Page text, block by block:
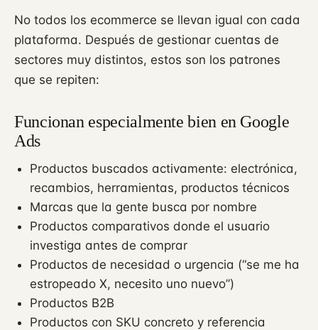
No todos los ecommerce se llevan igual con cada
plataforma. Después de gestionar cuentas de
sectores muy distintos, estos son los patrones
que se repiten:
Funcionan especialmente bien en Google
Ads
Productos buscados activamente: electrónica,
recambios, herramientas, productos técnicos
Marcas que la gente busca por nombre
Productos comparativos donde el usuario
investiga antes de comprar
Productos de necesidad o urgencia (“se me ha
estropeado X, necesito uno nuevo”)
Productos B2B
Productos con SKU concreto y referencia